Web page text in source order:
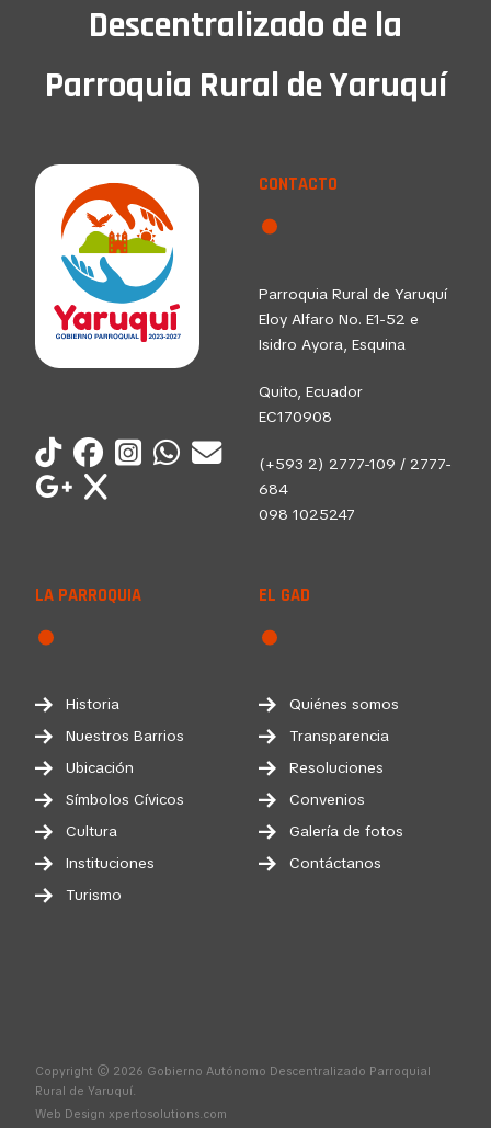
Descentralizado de la
Parroquia Rural de Yaruquí
CONTACTO
Parroquia Rural de Yaruquí
Eloy Alfaro No. E1-52 e
Isidro Ayora, Esquina
Quito, Ecuador
EC170908
(+593 2) 2777-109 / 2777-
684
098 1025247
LA PARROQUIA
Historia
Nuestros Barrios
Ubicación
Símbolos Cívicos
Cultura
Instituciones
Turismo
EL GAD
Quiénes somos
Transparencia
Resoluciones
Convenios
Galería de fotos
Contáctanos
Copyright © 2026 Gobierno Autónomo Descentralizado Parroquial
Rural de Yaruquí.
Web Design xpertosolutions.com